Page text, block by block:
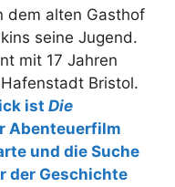
dem alten Gasthof
seine Jugend.
mit 17 Jahren
Bristol.
ist Die
Abenteuerfilm
und die Suche
der Geschichte